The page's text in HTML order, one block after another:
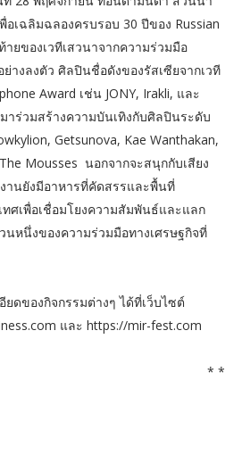
เฉลิมฉลองครบรอบ 30 ปีของ Russian
ายของเวทีเสวนาจากความร่วมมือ
างลงตัว ศิลปินชื่อดังของรัสเซียจากเวที
Award เช่น JONY, Irakli, และ
าร่วมสร้างความบันเทิงกับศิลปินระดับ
Getsunova, Kae Wanthakan,
Mousses นอกจากจะสนุกกับเสียง
านยังมีอาหารที่คัดสรรและพื้นที่
ทศเพื่อเชื่อมโยงความสัมพันธ์และแลก
หนึ่งของความร่วมมือทางเศรษฐกิจที่
ดของกิจกรรมต่างๆ ได้ที่เว็บไซต์
และ https://mir-fest.com
*